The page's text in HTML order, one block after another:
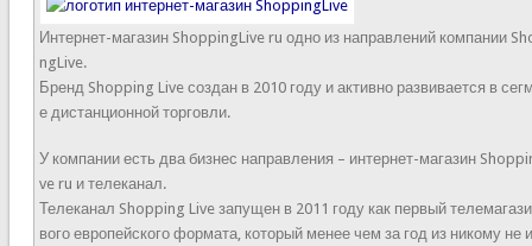
Интернет-магазин ShoppingLive ru одно из направлений компании
ngLive.
Бренд Shopping Live создан в 2010 году и активно развивается в
е дистанционной торговли.
У компании есть два бизнес направления – интернет-магазин
ve ru и телеканал.
Телеканал Shopping Live запущен в 2011 году как первый
вого европейского формата, который менее чем за год из никому не